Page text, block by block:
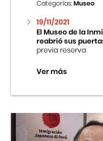
Categorías:Museo
19/11/2021
El Museo de la
reabrió sus
previa reserva
Ver más